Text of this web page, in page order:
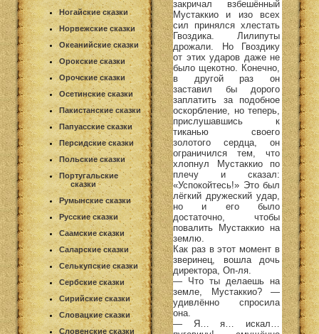
Ногайские сказки
Норвежские сказки
Океанийские сказки
Орокские сказки
Орочские сказки
Осетинские сказки
Пакистанские сказки
Папуасские сказки
Персидские сказки
Польские сказки
Португальские
сказки
Румынские сказки
Русские сказки
Саамские сказки
Саларские сказки
Селькупские сказки
Сербские сказки
Сирийские сказки
Словацкие сказки
Словенские сказки
закричал взбешённый
Мустаккио и изо всех
сил принялся хлестать
Гвоздика. Лилипуты
дрожали. Но Гвоздику
от этих ударов даже не
было щекотно. Конечно,
в другой раз он
заставил бы дорого
заплатить за подобное
оскорбление, но теперь,
прислушавшись к
тиканью своего
золотого сердца, он
ограничился тем, что
хлопнул Мустаккио по
плечу и сказал:
«Успокойтесь!» Это был
лёгкий дружеский удар,
но и его было
достаточно, чтобы
повалить Мустаккио на
землю.
Как раз в этот момент в
зверинец, вошла дочь
директора, Оп-ля.
— Что ты делаешь на
земле, Мустаккио? —
удивлённо спросила
она.
— Я… я… искал…